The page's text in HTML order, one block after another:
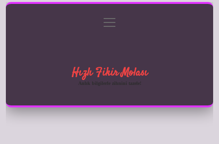
Gizlilik Politikası
menüyü
aç
Hızlı Fikir Molası
Anlık bilgilerle zihnini tazele!